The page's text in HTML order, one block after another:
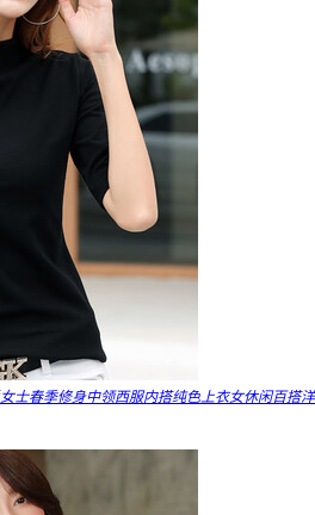
士春季修身中领西服内搭纯色上衣女休闲百搭洋